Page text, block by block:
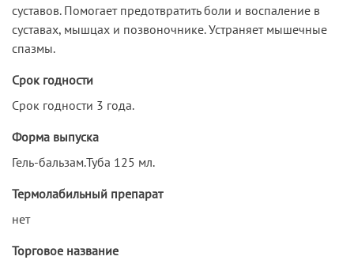
суставов. Помогает предотвратить боли и воспаление в
суставах, мышцах и позвоночнике. Устраняет мышечные
спазмы.
Срок годности
Срок годности 3 года.
Форма выпуска
Гель-бальзам.Туба 125 мл.
Термолабильный препарат
нет
Торговое название